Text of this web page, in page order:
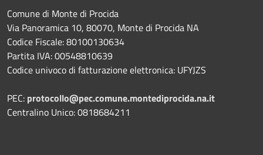
Comune di Monte di Procida
Via Panoramica 10, 80070, Monte di Procida NA
Codice Fiscale: 80100130634
Partita IVA: 00548810639
Codice univoco di fatturazione elettronica: UFYJZS
PEC: protocollo@pec.comune.montediprocida.na.it
Centralino Unico:0818684211